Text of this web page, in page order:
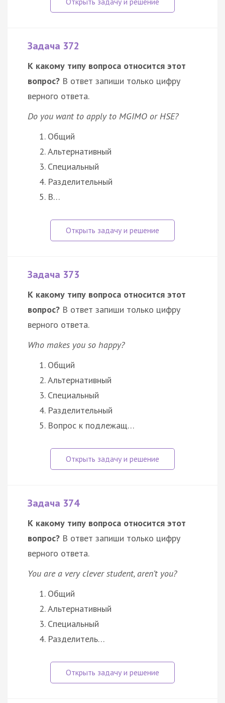
Задача 372
К какому типу вопроса относится этот
вопрос? В ответ запиши только цифру
верного ответа.
Do you want to apply to MGIMO or HSE?
Общий
Альтернативный
Специальный
Разделительный
В…
Задача 373
К какому типу вопроса относится этот
вопрос? В ответ запиши только цифру
верного ответа.
Who makes you so happy?
Общий
Альтернативный
Специальный
Разделительный
Вопрос к подлежащ…
Задача 374
К какому типу вопроса относится этот
вопрос? В ответ запиши только цифру
верного ответа.
You are a very clever student, aren’t you?
Общий
Альтернативный
Специальный
Разделитель…